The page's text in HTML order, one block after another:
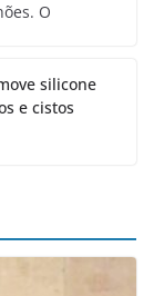
O
silicone
e cistos